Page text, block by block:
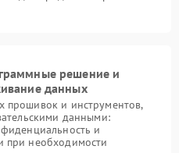
решение и
данных
прошивок и инструментов,
данными:
и
при необходимости